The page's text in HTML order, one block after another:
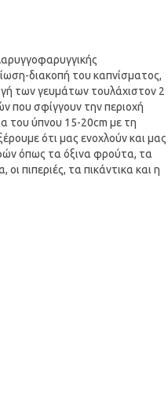
διακοπή του καπνίσματος,
των γευμάτων τουλάχιστον 2
που σφίγγουν την περιοχή
του ύπνου 15-20cm με τη
ότι μας ενοχλούν και μας
όπως τα όξινα φρούτα, τα
πιπεριές, τα πικάντικα και η